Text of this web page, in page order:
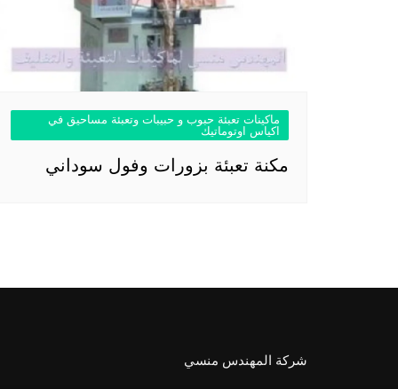
ماكينات تعبئة حبوب و حبيبات وتعبئة مساحيق في
اكياس اوتوماتيك
مكنة تعبئة بزورات وفول سوداني
شركة المهندس منسي